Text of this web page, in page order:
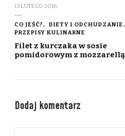
13 LUTEGO 2016
CO JEŚĆ?
DIETY I ODCHUDZANIE
PRZEPISY KULINARNE
Filet z kurczaka w sosie
pomidorowym z mozzarellą
Dodaj komentarz